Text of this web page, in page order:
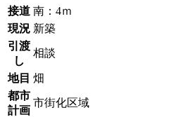
接道 南：4ｍ
現況 新築
引渡
し
相談
地目 畑
都市
計画
市街化区域